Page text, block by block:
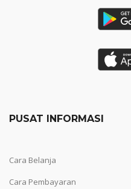
PUSAT INFORMASI
Cara Belanja
Cara Pembayaran